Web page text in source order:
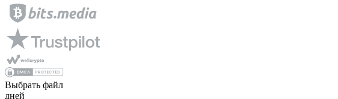
Выбрать файл
дней